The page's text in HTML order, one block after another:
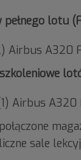
lotu
Airbus A320
Airbus A320
sale